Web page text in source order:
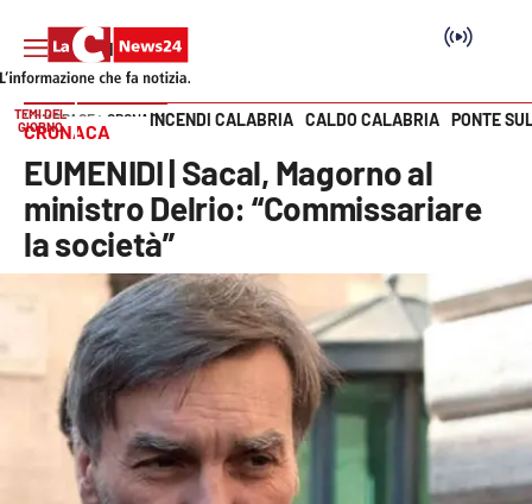
SEZIONI
Cronaca
Politica
Attualità
Economia e lavoro
Italia Mondo
Vai
TEMI DEL
GIORNO
INCENDI CALABRIA CALDO CALABRIA PONTE
HOME PAGE CRONACA
CRONACA
EUMENIDI | Sacal, Magorno al
ministro Delrio: “Commissariare
la società”